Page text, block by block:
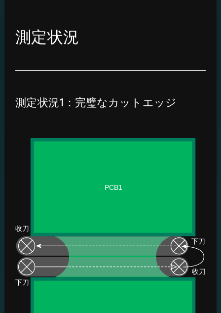
測定状況
測定状況1：完璧なカットエッジ